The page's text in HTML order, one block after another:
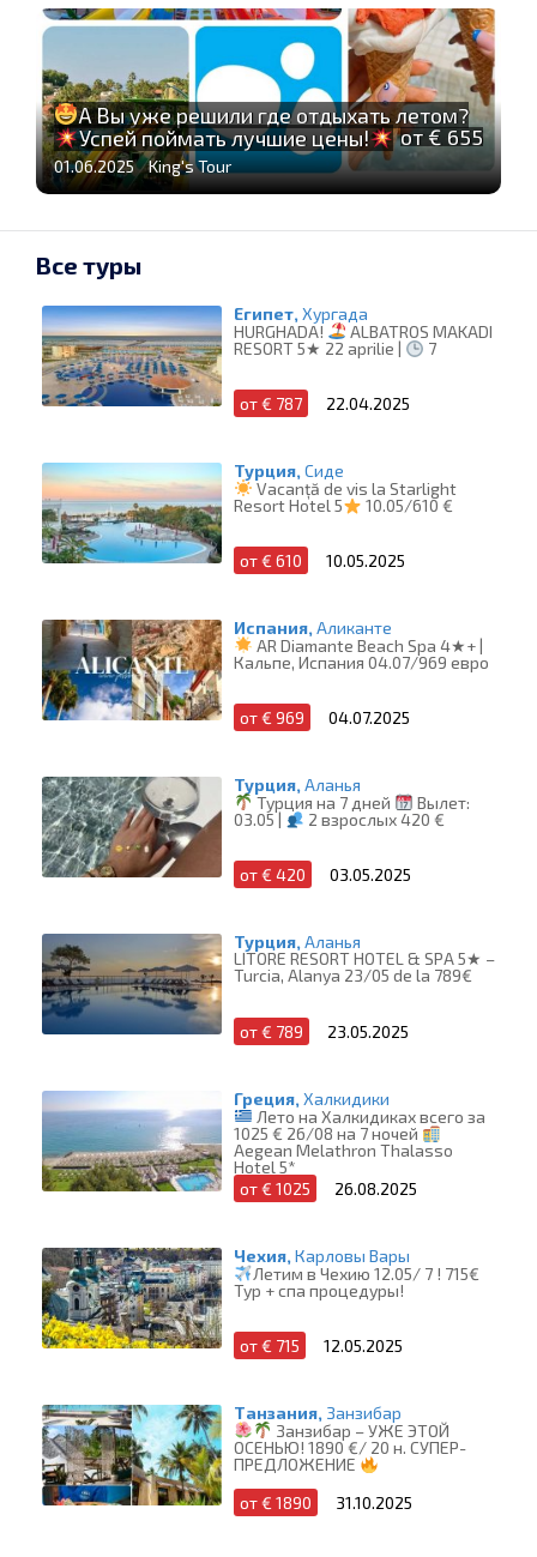
А Вы уже решили где отдыхать летом?
Успей поймать лучшие цены!
от € 655
01.06.2025 King's Tour
Все туры
Египет, Хургада
HURGHADA!
ALBATROS MAKADI
RESORT 5★ 22 aprilie |
7
от € 787 22.04.2025
Турция, Сиде
Vacanță de vis la Starlight
Resort Hotel 5
10.05/610 €
от € 610 10.05.2025
Испания, Аликанте
AR Diamante Beach Spa 4★+ |
Кальпе, Испания 04.07/969 евро
от € 969 04.07.2025
Турция, Аланья
Турция на 7 дней
Вылет:
03.05 |
2 взрослых 420 €
от € 420 03.05.2025
Турция, Аланья
LITORE RESORT HOTEL & SPA 5★ –
Turcia, Alanya 23/05 de la 789€
от € 789 23.05.2025
Греция, Халкидики
Лето на Халкидиках всего за
1025 € 26/08 на 7 ночей
Aegean Melathron Thalasso
Hotel 5*
от € 1025
26.08.2025
Чехия, Карловы Вары
Летим в Чехию 12.05/ 7 ! 715€​
Тур + спа процедуры!
от € 715 12.05.2025
Танзания, Занзибар
Занзибар – УЖЕ ЭТОЙ
ОСЕНЬЮ! 1890 €/ 20 н. СУПЕР-
ПРЕДЛОЖЕНИЕ
от € 1890
31.10.2025